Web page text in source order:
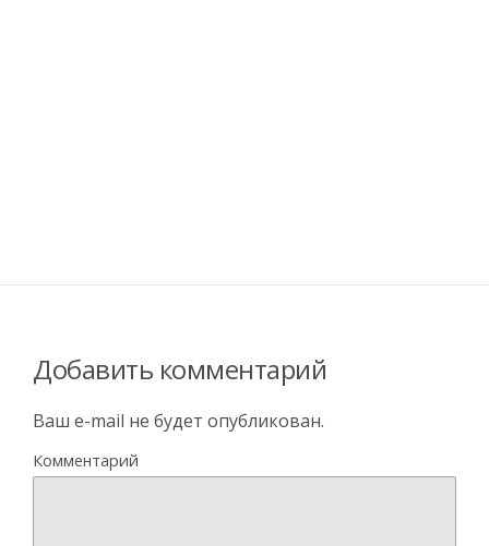
Добавить комментарий
Ваш e-mail не будет опубликован.
Комментарий